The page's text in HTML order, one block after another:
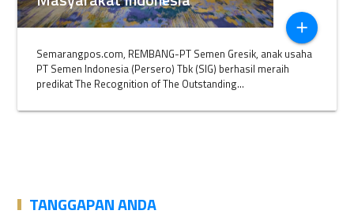
add
Semarangpos.com, REMBANG-PT Semen Gresik, anak usaha
PT Semen Indonesia (Persero) Tbk (SIG) berhasil meraih
predikat The Recognition of The Outstanding...
TANGGAPAN ANDA